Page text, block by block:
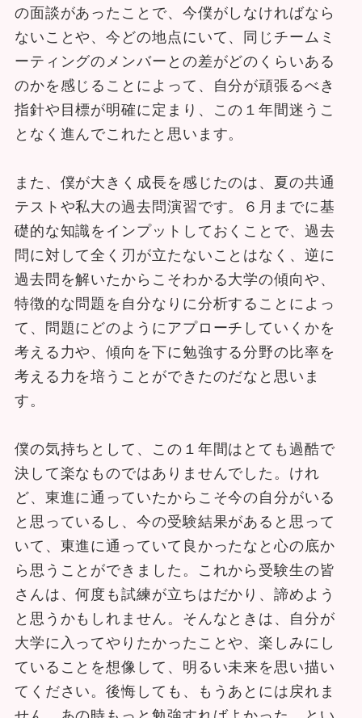
の面談があったことで、今僕がしなければなら
ないことや、今どの地点にいて、同じチームミ
ーティングのメンバーとの差がどのくらいある
のかを感じることによって、自分が頑張るべき
指針や目標が明確に定まり、この１年間迷うこ
となく進んでこれたと思います。
また、僕が大きく成長を感じたのは、夏の共通
テストや私大の過去問演習です。６月までに基
礎的な知識をインプットしておくことで、過去
問に対して全く刃が立たないことはなく、逆に
過去問を解いたからこそわかる大学の傾向や、
特徴的な問題を自分なりに分析することによっ
て、問題にどのようにアプローチしていくかを
考える力や、傾向を下に勉強する分野の比率を
考える力を培うことができたのだなと思いま
す。
僕の気持ちとして、この１年間はとても過酷で
決して楽なものではありませんでした。けれ
ど、東進に通っていたからこそ今の自分がいる
と思っているし、今の受験結果があると思って
いて、東進に通っていて良かったなと心の底か
ら思うことができました。これから受験生の皆
さんは、何度も試練が立ちはだかり、諦めよう
と思うかもしれません。そんなときは、自分が
大学に入ってやりたかったことや、楽しみにし
ていることを想像して、明るい未来を思い描い
てください。後悔しても、もうあとには戻れま